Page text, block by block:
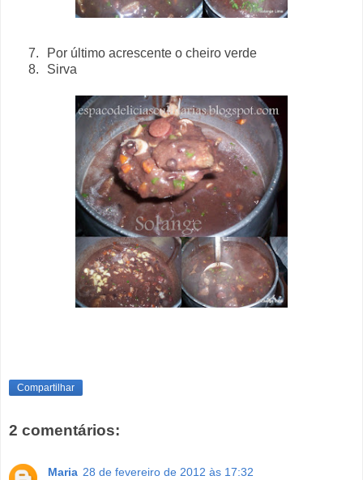
7.
Por último acrescente o cheiro verde
8.
Sirva
Compartilhar
2 comentários:
Maria 28 de fevereiro de 2012 às 17:32